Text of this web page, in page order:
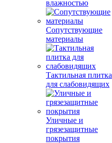
влажностью
Сопутствующие
материалы
Тактильная плитка
для слабовидящих
Уличные и
грязезащитные
покрытия